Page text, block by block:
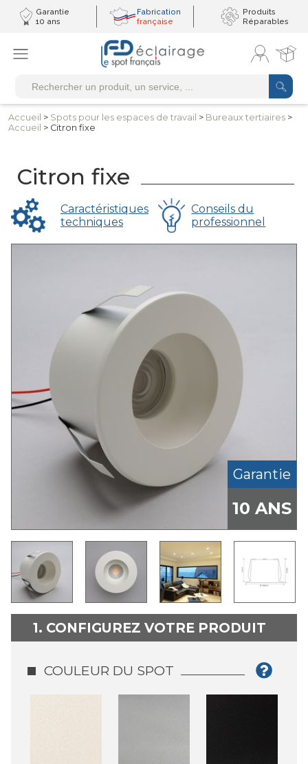
Garantie
10 ans
Fabrication
française
Produits
Réparables
Accueil > Spots pour les espaces de travail > Bureaux tertiaires >
Accueil > Citron fixe
Citron fixe
Caractéristiques
techniques
Conseils du
professionnel
Garantie
10 ANS
1. CONFIGUREZ VOTRE PRODUIT
COULEUR DU SPOT